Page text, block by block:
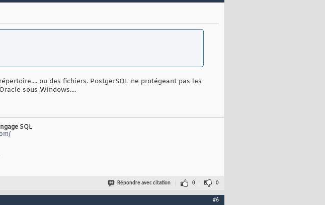
ou des fichiers. PostgerSQL ne protégeant pas les
sous Windows....
SQL
Répondre avec citation 0 0
#6